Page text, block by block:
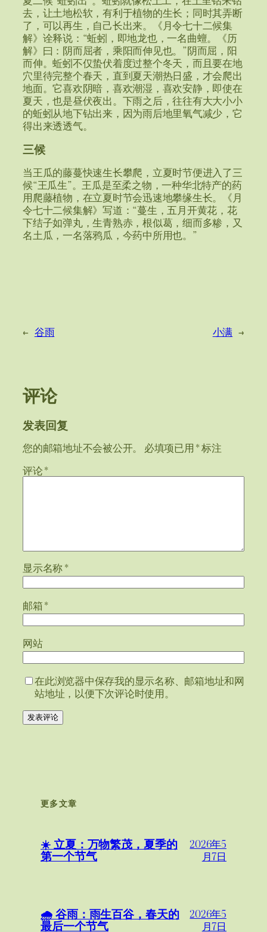
去，让土地松软，有利于植物的生长；同时其弄断
了，可以再生，自己长出来。《月令七十二候集
解》诠释说：“蚯蚓，即地龙也，一名曲蟺。《历
解》曰：阴而屈者，乘阳而伸见也。”阴而屈，阳
而伸。蚯蚓不仅蛰伏着度过整个冬天，而且要在地
穴里待完整个春天，直到夏天潮热日盛，才会爬出
地面。它喜欢阴暗，喜欢潮湿，喜欢安静，即使在
夏天，也是昼伏夜出。下雨之后，往往有大大小小
的蚯蚓从地下钻出来，因为雨后地里氧气减少，它
得出来透透气。
三候
当王瓜的藤蔓快速生长攀爬，立夏时节便进入了三
候“王瓜生”。王瓜是至柔之物，一种华北特产的药
用爬藤植物，在立夏时节会迅速地攀缘生长。《月
令七十二候集解》写道：“蔓生，五月开黄花，花
下结子如弹丸，生青熟赤，根似葛，细而多糁，又
名土瓜，一名落鸦瓜，今药中所用也。”
← 谷雨 小满 →
评论
发表回复
您的邮箱地址不会被公开。 必填项已用 *标注
评论*
显示名称*
邮箱*
网站
在此浏览器中保存我的显示名称、邮箱地址和网
站地址，以便下次评论时使用。
更多文章
☀️ 立夏：万物繁茂，夏季的
第一个节气
2026年5
月7日
🌧️ 谷雨：雨生百谷，春天的
最后一个节气
2026年5
月7日